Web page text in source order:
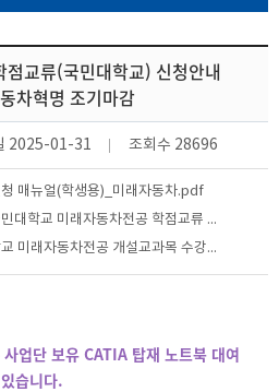
교류(국민대학교) 신청안내
차혁명 조기마감
2025-01-31 조회수 28696
매뉴얼(학생용)_미래자동차.pdf
붙임1. 2025학년도 1학기 국민대학교 미래자동차전공 학점교류 안내문_공지용.hwp
(수정서식) 2025-1 국민대학교 미래자동차전공 개설교과목 수강신청서_ㅇ전공_ㅇㅇ학과_ㅇㅇㅇ.xlsx
업단 보유 CATIA 탑재 노트북 대여
습니다.